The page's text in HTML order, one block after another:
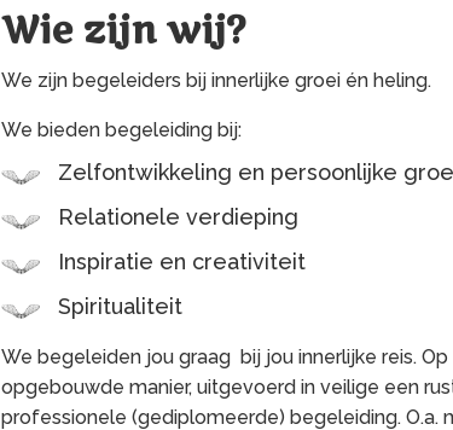
Wie zijn wij?
We zijn begeleiders bij innerlijke groei én heling.
We bieden begeleiding bij:
Zelfontwikkeling en persoonlijke
Relationele verdieping
Inspiratie en creativiteit
Spiritualiteit
We begeleiden jou graag bij jou innerlijke reis.
opgebouwde manier, uitgevoerd in veilige een
professionele (gediplomeerde) begeleiding. O.a.